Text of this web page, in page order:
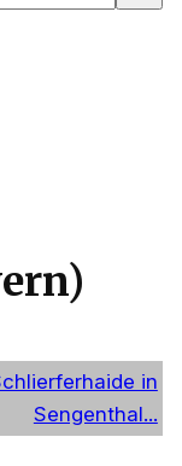
in
Sengenthal...